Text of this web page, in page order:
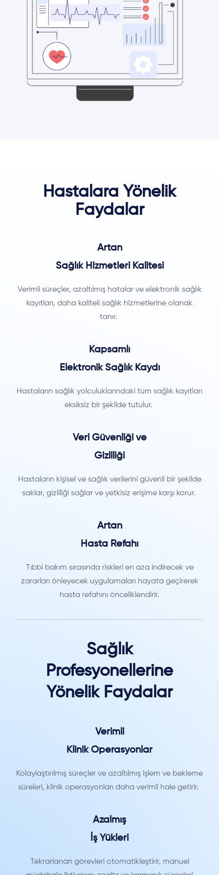
Hastalara Yönelik
Faydalar
Artan
Sağlık Hizmetleri Kalitesi
Verimli süreçler, azaltılmış hatalar ve elektronik sağlık
kayıtları, daha kaliteli sağlık hizmetlerine olanak
tanır.
Kapsamlı
Elektronik Sağlık Kaydı
Hastaların sağlık yolculuklarındaki tüm sağlık kayıtları
eksiksiz bir şekilde tutulur.
Veri Güvenliği ve
Gizliliği
Hastaların kişisel ve sağlık verilerini güvenli bir şekilde
saklar, gizliliği sağlar ve yetkisiz erişime karşı korur.
Artan
Hasta Refahı
Tıbbi bakım sırasında riskleri en aza indirecek ve
zararları önleyecek uygulamaları hayata geçirerek
hasta refahını önceliklendirir.
Sağlık
Profesyonellerine
Yönelik Faydalar
Verimli
Klinik Operasyonlar
Kolaylaştırılmış süreçler ve azaltılmış işlem ve bekleme
süreleri, klinik operasyonları daha verimli hale getirir.
Azalmış
İş Yükleri
Tekrarlanan görevleri otomatikleştirir, manuel